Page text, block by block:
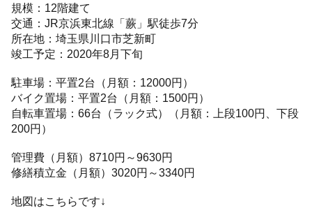
規模：12階建て
交通：JR京浜東北線「蕨」駅徒歩7分
所在地：埼玉県川口市芝新町
竣工予定：2020年8月下旬
駐車場：平置2台（月額：12000円）
バイク置場：平置2台（月額：1500円）
自転車置場：66台（ラック式）（月額：上段100円、下段
200円）
管理費（月額）8710円～9630円
修繕積立金（月額）3020円～3340円
地図はこちらです↓